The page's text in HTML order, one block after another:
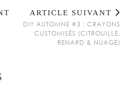
ARTICLE SUIVANT
DIY AUTOMNE #3 : CRAYONS
CUSTOMISÉS (CITROUILLE,
RENARD & NUAGE)